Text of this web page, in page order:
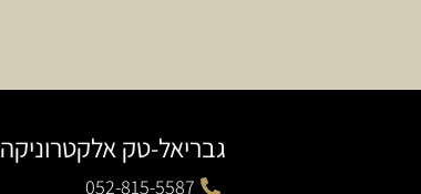
גבריאל-טק אלקטרוניקה
052-815-5587